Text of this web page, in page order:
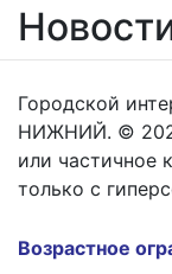
Городской
НИЖНИЙ. ©
или частичное
только с
Возрастное